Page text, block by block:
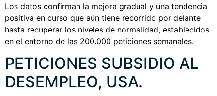
Los datos confirman la mejora gradual y una tendencia
positiva en curso que aún tiene recorrido por delante
hasta recuperar los niveles de normalidad, establecidos
en el entorno de las 200.000 peticiones semanales.
PETICIONES SUBSIDIO AL
DESEMPLEO, USA.